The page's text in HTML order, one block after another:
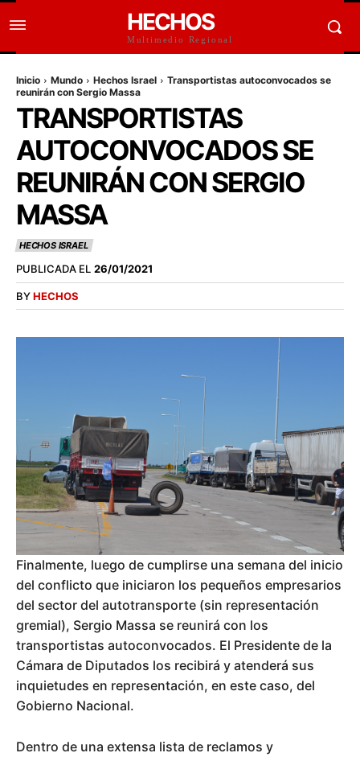
HECHOS
Multimedio Regional
Inicio Mundo Hechos Israel
Transportistas autoconvocados se
reunirán con Sergio Massa
TRANSPORTISTAS
AUTOCONVOCADOS SE
REUNIRÁN CON SERGIO
MASSA
HECHOS ISRAEL
PUBLICADA EL 26/01/2021
BYHECHOS
Finalmente, luego de cumplirse una semana del inicio
del conflicto que iniciaron los pequeños empresarios
del sector del autotransporte (sin representación
gremial), Sergio Massa se reunirá con los
transportistas autoconvocados. El Presidente de la
Cámara de Diputados los recibirá y atenderá sus
inquietudes en representación, en este caso, del
Gobierno Nacional.
Dentro de una extensa lista de reclamos y